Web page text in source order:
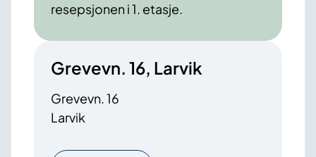
resepsjonen i 1. etasje.
Grevevn. 16, Larvik
Grevevn. 16
Larvik